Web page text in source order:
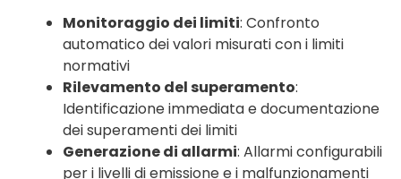
Monitoraggio dei limiti: Confronto
automatico dei valori misurati con i limiti
normativi
Rilevamento del superamento:
Identificazione immediata e documentazione
dei superamenti dei limiti
Generazione di allarmi: Allarmi configurabili
per i livelli di emissione e i malfunzionamenti